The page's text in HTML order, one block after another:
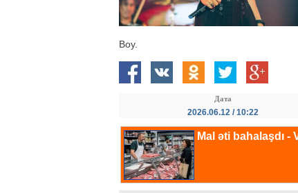
Boy.
Дата
2026.06.12 / 10:22